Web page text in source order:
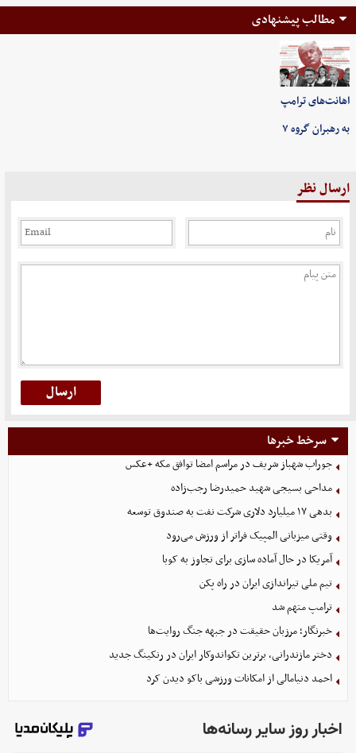
مطالب پیشنهادی
اهانت‌های ترامپ
به رهبران گروه ۷
ارسال نظر
سرخط خبرها
جوراب‌ شهباز شریف در مراسم امضا توافق‌ مکه +عکس
مداحی بسیجی شهید حمیدرضا رجب‌زاده
بدهی ١٧ میلیارد دلاری شرکت نفت به صندوق توسعه
وقتی میزبانی المپیک فراتر از ورزش می‌رود
آمریکا در حال آماده سازی برای تجاوز به کوبا
تیم ملی تیراندازی ایران در راه پکن
ترامپ متهم شد
خبرنگار؛ مرزبان حقیقت در جبهه جنگ روایت‌ها
دختر مازندرانی، برترین تکواندوکار ایران در رنکینگ جدید
احمد دنیامالی از امکانات ورزشی باکو دیدن کرد